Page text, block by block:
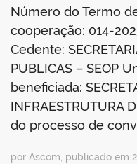
Número do Termo
cooperação: 014-
Cedente:
PUBLICAS – SEOP
beneficiada:
INFRAESTRUTURA
do processo de
por Ascom, publicado em